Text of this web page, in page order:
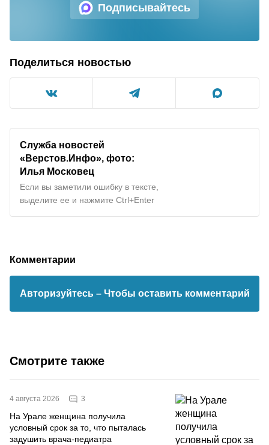
Подписывайтесь
Поделиться новостью
Служба новостей
«Верстов.Инфо», фото:
Илья Московец
Если вы заметили ошибку в тексте,
выделите ее и нажмите Ctrl+Enter
Комментарии
Авторизуйтесь – Чтобы оставить комментарий
Смотрите также
4 августа 2026 3
На Урале женщина получила
условный срок за то, что пыталась
задушить врача-педиатра